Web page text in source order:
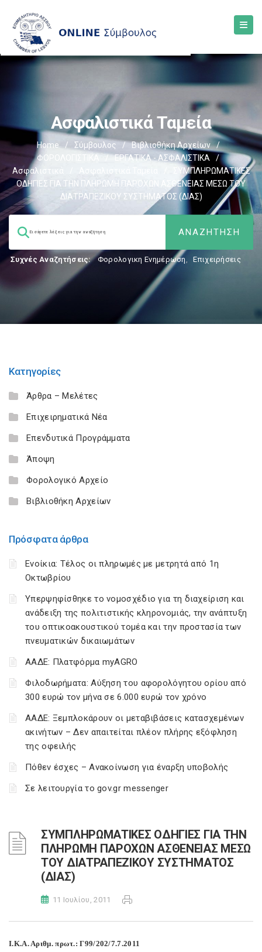
Ασφαλιστικά Ταμεία
Home / Σύμβουλος / Βιβλιοθήκη Αρχείων
/
ΦΟΡΟΛΟΓΙΣΤΙΚΑ
/ ΕΡΓΑΤΙΚΑ - ΑΣΦΑΛΙΣΤΙΚΑ
/
Ασφαλιστικά
Ασφαλιστικά Ταμεία
ΣΥΜΠΛΗΡΩΜΑΤΙΚΕΣ
ΟΔΗΓΙΕΣ ΓΙΑ ΤΗΝ ΠΛΗΡΩΜΗ ΠΑΡΟΧΩΝ ΑΣΘΕΝΕΙΑΣ ΜΕΣΩ ΤΟΥ
ΔΙΑΤΡΑΠΕΖΙΚΟΥ ΣΥΣΤΗΜΑΤΟΣ (ΔΙΑΣ)
Συχνές Αναζητήσεις: Φορολογικη Ενημέρωση, Επιχειρήσεις
Κατηγορίες
Άρθρα – Μελέτες
Επιχειρηματικά Νέα
Επενδυτικά Προγράμματα
Άποψη
Φορολογικό Αρχείο
Βιβλιοθήκη Αρχείων
Πρόσφατα άρθρα
Ενοίκια: Τέλος οι πληρωμές με μετρητά από 1η
Οκτωβρίου
Υπερψηφίσθηκε το νομοσχέδιο για τη διαχείριση και
ανάδειξη της πολιτιστικής κληρονομιάς, την ανάπτυξη
του οπτικοακουστικού τομέα και την προστασία των
πνευματικών δικαιωμάτων
ΑΑΔΕ: Πλατφόρμα myAGRO
Φιλοδωρήματα: Αύξηση του αφορολόγητου ορίου από
300 ευρώ τον μήνα σε 6.000 ευρώ τον χρόνο
ΑΑΔΕ: Ξεμπλοκάρουν οι μεταβιβάσεις κατασχεμένων
ακινήτων – Δεν απαιτείται πλέον πλήρης εξόφληση
της οφειλής
Πόθεν έσχες – Ανακοίνωση για έναρξη υποβολής
Σε λειτουργία το gov.gr messenger
ΣΥΜΠΛΗΡΩΜΑΤΙΚΕΣ ΟΔΗΓΙΕΣ ΓΙΑ ΤΗΝ
ΠΛΗΡΩΜΗ ΠΑΡΟΧΩΝ ΑΣΘΕΝΕΙΑΣ ΜΕΣΩ
ΤΟΥ ΔΙΑΤΡΑΠΕΖΙΚΟΥ ΣΥΣΤΗΜΑΤΟΣ
(ΔΙΑΣ)
11 Ιουλίου, 2011
Ι.Κ.Α. Αριθμ. πρωτ.: Γ99/202/7.7.2011